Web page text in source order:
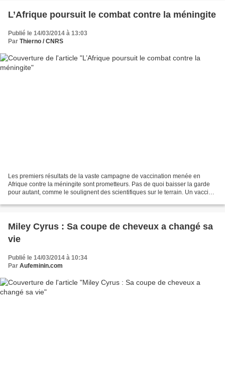
L’Afrique poursuit le combat contre la méningite
Publié le 14/03/2014 à 13:03
Par Thierno / CNRS
Les premiers résultats de la vaste campagne de vaccination menée en
Afrique contre la méningite sont prometteurs. Pas de quoi baisser la garde
pour autant, comme le soulignent des scientifiques sur le terrain. Un vaccin
Miley Cyrus : Sa coupe de cheveux a changé sa
vie
Publié le 14/03/2014 à 10:34
Par Aufeminin.com